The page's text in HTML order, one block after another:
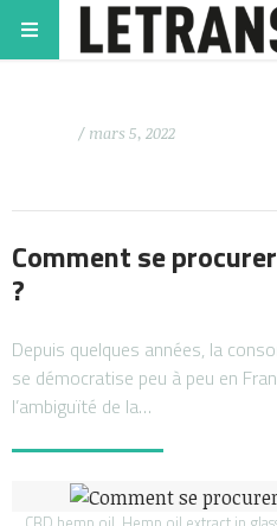
/ mars 5, 2022
Comment se
?
Depuis quelques années, la
se démocratise peu à peu en
l’ambiguïté de la…